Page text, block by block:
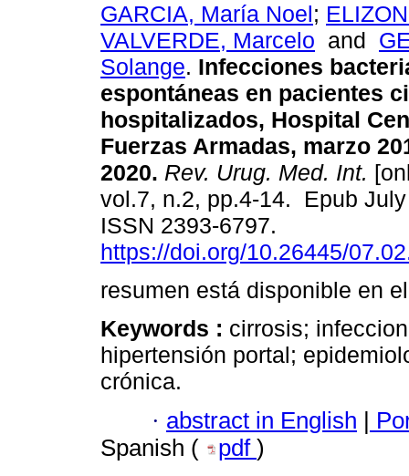
GARCIA, María Noel;
VALVERDE, Marcelo and
Solange. Infecciones
espontáneas en pacientes
hospitalizados, Hospital
Fuerzas Armadas, marzo
2020. Rev. Urug. Med. Int.
vol.7, n.2, pp.4-14. Epub
ISSN 2393-6797.
https://doi.org/10.26445/
resumen está disponible en
Keywords : cirrosis;
hipertensión portal;
crónica.
· abstract in English |
Spanish (
pdf )